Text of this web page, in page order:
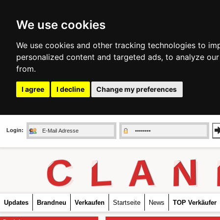
We use cookies
We use cookies and other tracking technologies to
personalized content and targeted ads, to analyze
from.
I agree I decline Change my preferences
Login:
C L A N
Updates Brandneu Verkaufen Startseite News TOP Verkäufer